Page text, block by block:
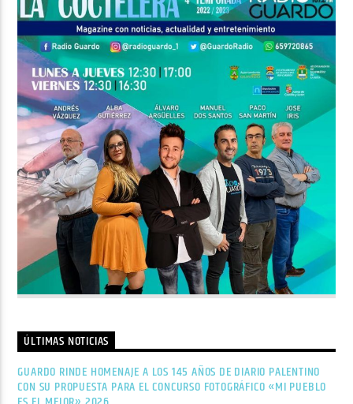
ÚLTIMAS NOTICIAS
GUARDO RINDE HOMENAJE A LOS 145 AÑOS DE DIARIO PALENTINO
CON SU PROPUESTA PARA EL CONCURSO FOTOGRÁFICO «MI PUEBLO